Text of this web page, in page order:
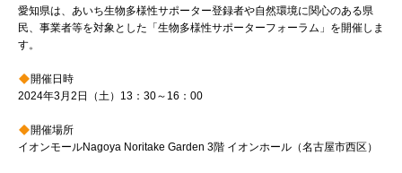
愛知県は、あいち生物多様性サポーター登録者や自然環境に関心のある県
民、事業者等を対象とした「生物多様性サポーターフォーラム」を開催しま
す。
開催日時
2024年3月2日（土）13：30～16：00
開催場所
イオンモールNagoya Noritake Garden 3階 イオンホール（名古屋市西区）